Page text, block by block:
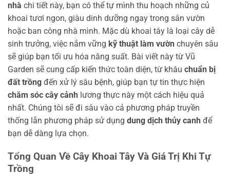
nhà chi tiết này, bạn có thể tự mình thu hoạch những củ
khoai tươi ngon, giàu dinh dưỡng ngay trong sân vườn
hoặc ban công nhà mình. Mặc dù khoai tây là loại cây dễ
sinh trưởng, việc nắm vững kỹ thuật làm vườn chuyên sâu
sẽ giúp bạn tối ưu hóa năng suất. Bài viết này từ Vũ
Garden sẽ cung cấp kiến thức toàn diện, từ khâu chuẩn bị
đất trồng đến xử lý sâu bệnh, giúp bạn tự tin thực hiện
chăm sóc cây cảnh lương thực này một cách hiệu quả
nhất. Chúng tôi sẽ đi sâu vào cả phương pháp truyền
thống lẫn phương pháp sử dụng dung dịch thủy canh để
bạn dễ dàng lựa chọn.
Tổng Quan Về Cây Khoai Tây Và Giá Trị Khi Tự
Trồng